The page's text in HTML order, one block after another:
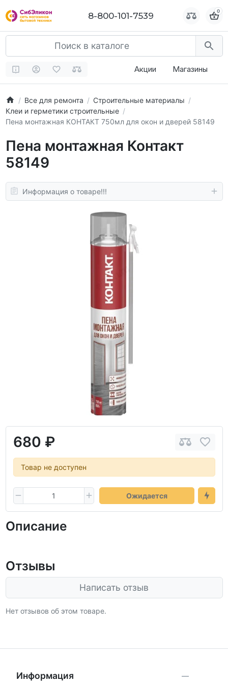
8-800-101-7539 0
Акции Магазины
Все для ремонта
Строительные материалы
Клеи и герметики строительные
Пена монтажная КОНТАКТ 750мл для окон и дверей 58149
Пена монтажная Контакт
58149
Информация о товаре!!!
680 ₽
Товар не доступен
Ожидается
Описание
Отзывы
Написать отзыв
Нет отзывов об этом товаре.
Информация
8-800-101-7539 0